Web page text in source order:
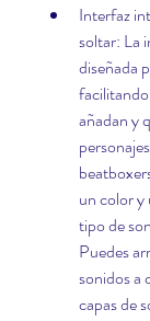
Interfaz
soltar: La
diseñada
añadan y
un color y
tipo de
Puedes
sonidos a
capas de